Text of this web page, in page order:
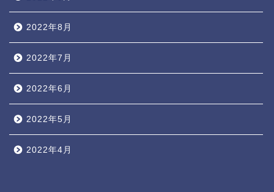
2022年8月
2022年7月
2022年6月
2022年5月
2022年4月